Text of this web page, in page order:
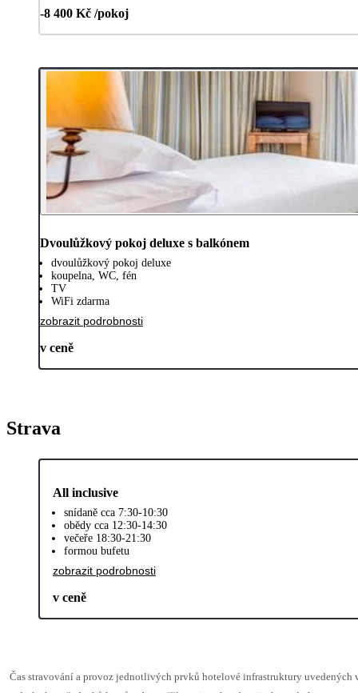
-8 400 Kč /pokoj
Dvoulůžkový pokoj deluxe s balkónem
dvoulůžkový pokoj deluxe
koupelna, WC, fén
TV
WiFi zdarma
zobrazit podrobnosti
v ceně
Strava
All inclusive
snídaně cca 7:30-10:30
obědy cca 12:30-14:30
večeře 18:30-21:30
formou bufetu
zobrazit podrobnosti
v ceně
Čas stravování a provoz jednotlivých prvků hotelové infrastruktury uvedených